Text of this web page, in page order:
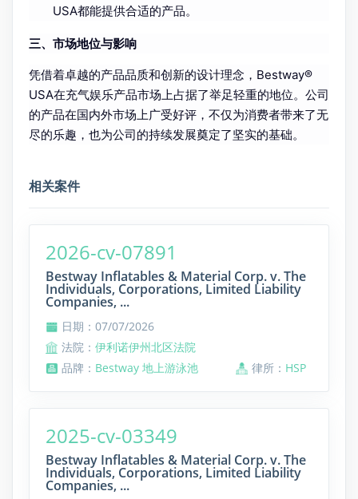
USA都能提供合适的产品。
三、市场地位与影响
凭借着卓越的产品品质和创新的设计理念，Bestway®
USA在充气娱乐产品市场上占据了举足轻重的地位。公司
的产品在国内外市场上广受好评，不仅为消费者带来了无
尽的乐趣，也为公司的持续发展奠定了坚实的基础。
相关案件
2026-cv-07891
Bestway Inflatables & Material Corp. v. The
Individuals, Corporations, Limited Liability
Companies, ...
日期：07/07/2026
法院： 伊利诺伊州北区法院
品牌： Bestway 地上游泳池 律所： HSP
2025-cv-03349
Bestway Inflatables & Material Corp. v. The
Individuals, Corporations, Limited Liability
Companies, ...